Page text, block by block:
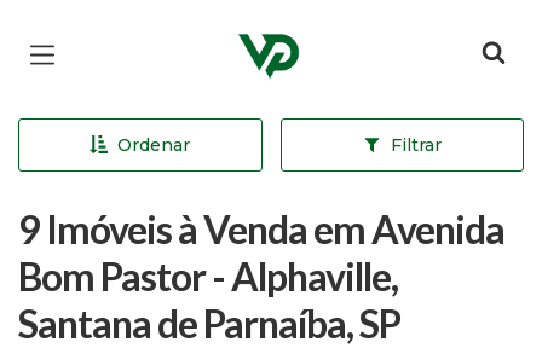
Página inicial
Ordenar Filtrar
9 Imóveis à Venda em Avenida
Bom Pastor - Alphaville,
Santana de Parnaíba, SP